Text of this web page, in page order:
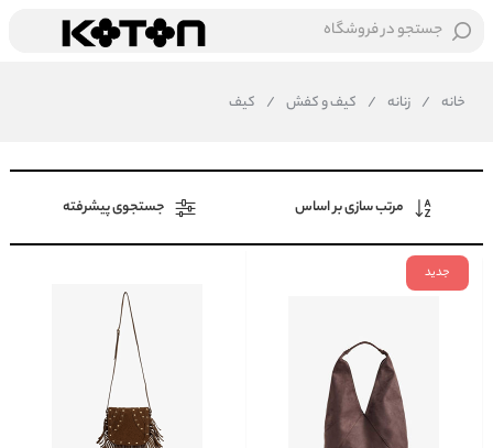
جستجو در فروشگاه
خانه / زنانه / کیف و کفش / کیف
مرتب سازی بر اساس جستجوی پیشرفته
جدید